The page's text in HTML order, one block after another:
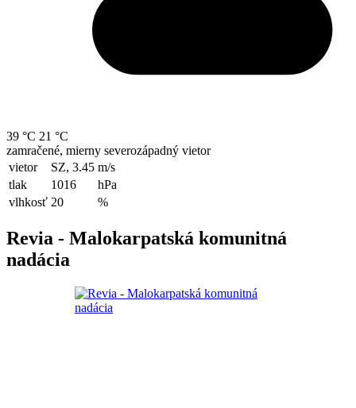
39 °C 21 °C
zamračené, mierny severozápadný vietor
vietor
SZ, 3.45 m/s
tlak
1016
hPa
vlhkosť 20 %
Revia - Malokarpatská komunitná
nadácia